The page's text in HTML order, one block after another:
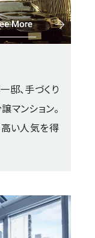
邸、手づくり
マンション。
い人気を得